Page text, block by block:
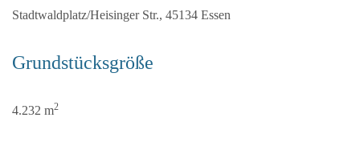
Stadtwaldplatz/Heisinger Str., 45134 Essen
Grundstücksgröße
4.232 m2